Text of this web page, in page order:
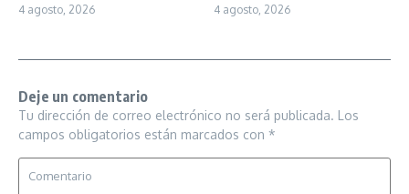
4 agosto, 2026 4 agosto, 2026
Deje un comentario
Tu dirección de correo electrónico no será publicada. Los
campos obligatorios están marcados con *